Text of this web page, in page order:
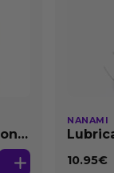
NANAMI
10.95€